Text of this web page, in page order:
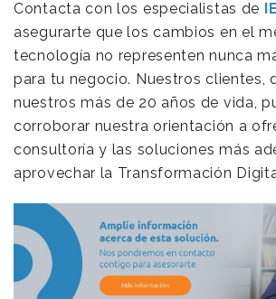
Contacta con los especialistas de
asegurarte que los cambios en el
tecnología no representen nunca
para tu negocio. Nuestros clientes,
nuestros más de 20 años de vida,
corroborar nuestra orientación a
consultoría y las soluciones más
aprovechar la Transformación